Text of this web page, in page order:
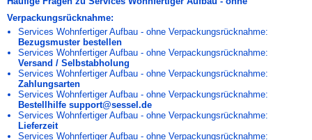
Verpackungsrücknahme:
Services Wohnfertiger Aufbau - ohne Verpackungsrücknahme:
Bezugsmuster bestellen
Services Wohnfertiger Aufbau - ohne Verpackungsrücknahme:
Versand / Selbstabholung
Services Wohnfertiger Aufbau - ohne Verpackungsrücknahme:
Zahlungsarten
Services Wohnfertiger Aufbau - ohne Verpackungsrücknahme:
Bestellhilfe support@sessel.de
Services Wohnfertiger Aufbau - ohne Verpackungsrücknahme:
Lieferzeit
Services Wohnfertiger Aufbau - ohne Verpackungsrücknahme: